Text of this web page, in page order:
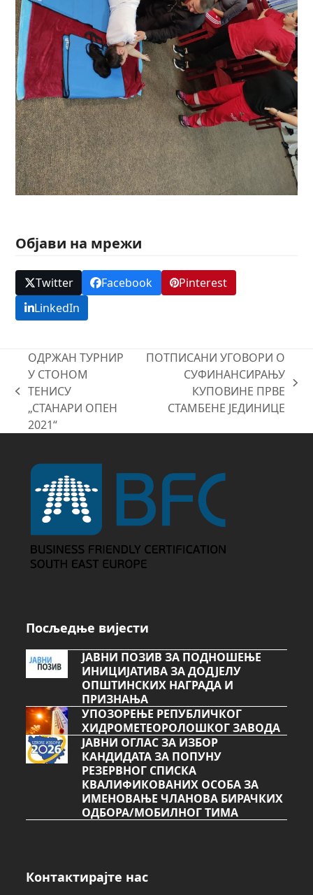
Објави на мрежи
Twitter Facebook
Pinterest
LinkedIn
previous
post:
ОДРЖАН ТУРНИР
У СТОНОМ
ТЕНИСУ
„СТАНАРИ ОПЕН
2021“
ПОТПИСАНИ УГОВОРИ О
СУФИНАНСИРАЊУ
КУПОВИНЕ ПРВЕ
СТАМБЕНЕ ЈЕДИНИЦЕ
Посљедње вијести
ЈАВНИ ПОЗИВ ЗА ПОДНОШЕЊЕ
ИНИЦИЈАТИВА ЗА ДОДЈЕЛУ
ОПШТИНСКИХ НАГРАДА И
ПРИЗНАЊА
УПОЗОРЕЊЕ РЕПУБЛИЧКОГ
ХИДРОМЕТЕОРОЛОШКОГ ЗАВОДА
ЈАВНИ ОГЛАС ЗА ИЗБОР
КАНДИДАТА ЗА ПОПУНУ
РЕЗЕРВНОГ СПИСКА
КВАЛИФИКОВАНИХ ОСОБА ЗА
ИМЕНОВАЊЕ ЧЛАНОВА БИРАЧКИХ
ОДБОРА/МОБИЛНОГ ТИМА
Контактирајте нас